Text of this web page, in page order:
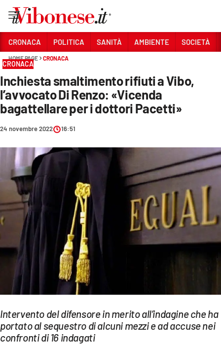
Sezioni
CRONACA
POLITICA
SOCIETÀ
CULTURA
ECONOMIA E LAVORO
EVENTI
SPORT
Streaming
LAC TV
LAC NETWORK
LAC ONAIR
CRONACA POLITICA SANITÀ AMBIENTE SOCIETÀ
HOME PAGE CRONACA
CRONACA
Inchiesta smaltimento rifiuti a Vibo,
l’avvocato Di Renzo: «Vicenda
bagattellare per i dottori Pacetti»
24 novembre 2022 16:51
Intervento del difensore in merito all’indagine che ha
portato al sequestro di alcuni mezzi e ad accuse nei
confronti di 16 indagati